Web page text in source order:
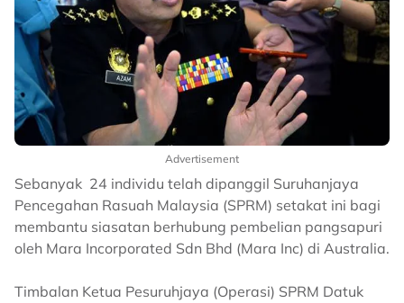
Advertisement
Sebanyak 24 individu telah dipanggil Suruhanjaya
Pencegahan Rasuah Malaysia (SPRM) setakat ini bagi
membantu siasatan berhubung pembelian pangsapuri
oleh Mara Incorporated Sdn Bhd (Mara Inc) di Australia.
Timbalan Ketua Pesuruhjaya (Operasi) SPRM Datuk